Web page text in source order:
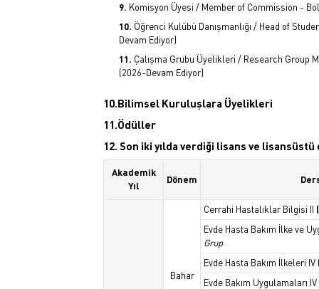
Komisyon Üyesi / Member of Commission -
Öğrenci Kulübü Danışmanlığı / Head of
Devam Ediyor)
Çalışma Grubu Üyelikleri / Research Group
(2026-Devam Ediyor)
10.Bilimsel Kuruluşlara Üyelikleri
11.Ödüller
12. Son iki yılda verdiği lisans ve
Akademik
Yıl
Dönem
Bahar
Cerrahi Hastalıklar Bilgisi II
Evde Hasta Bakım İlke ve
Grup
Evde Hasta Bakım İlkeleri IV
Evde Bakım Uygulamaları IV